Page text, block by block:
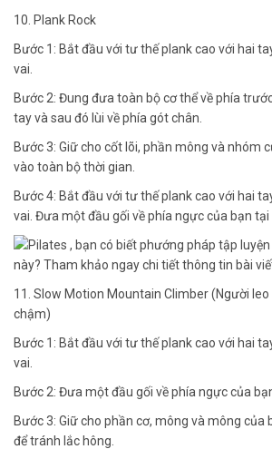
10. Plank Rock
Bước 1: Bắt đầu với tư thế plank cao với hai
vai.
Bước 2: Đung đưa toàn bộ cơ thể về phía
tay và sau đó lùi về phía gót chân.
Bước 3: Giữ cho cốt lõi, phần mông và nhóm
vào toàn bộ thời gian.
Bước 4: Bắt đầu với tư thế plank cao với hai
vai. Đưa một đầu gối về phía ngực của bạn tại
11. Slow Motion Mountain Climber (Người leo
chậm)
Bước 1: Bắt đầu với tư thế plank cao với hai
vai.
Bước 2: Đưa một đầu gối về phía ngực của
Bước 3: Giữ cho phần cơ, mông và mông của
để tránh lắc hông.